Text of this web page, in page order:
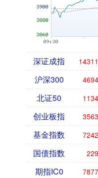
深证成指
沪深300
北证50
创业板指
基金指数
国债指数
期指IC0